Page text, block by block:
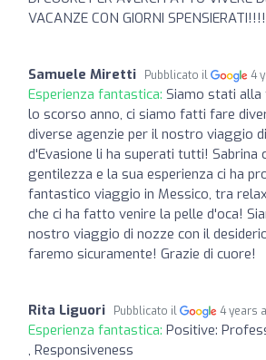
VACANZE CON GIORNI SPENSIERATI!!!!
Samuele Miretti Pubblicato il 4
Esperienza fantastica: Siamo stati alla
lo scorso anno, ci siamo fatti fare
diverse agenzie per il nostro viaggio
d'Evasione li ha superati tutti! Sabrina
gentilezza e la sua esperienza ci ha
fantastico viaggio in Messico, tra
che ci ha fatto venire la pelle d'oca!
nostro viaggio di nozze con il
faremo sicuramente! Grazie di cuore!
Rita Liguori Pubblicato il 4 years
Esperienza fantastica: Positive:
, Responsiveness